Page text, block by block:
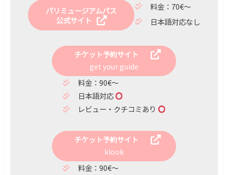
パリミュージアムパス
公式サイト
料金：70€〜
日本語対応なし
チケット予約サイト
get your guide
料金：90€〜
日本語対応
レビュー・クチコミあり
チケット予約サイト
klook
料金：90€〜